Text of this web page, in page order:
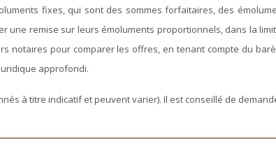
fixes, qui sont des sommes forfaitaires, des
une remise sur leurs émoluments proportionnels, dans la
notaires pour comparer les offres, en tenant compte du
approfondi.
à titre indicatif et peuvent varier). Il est conseillé de